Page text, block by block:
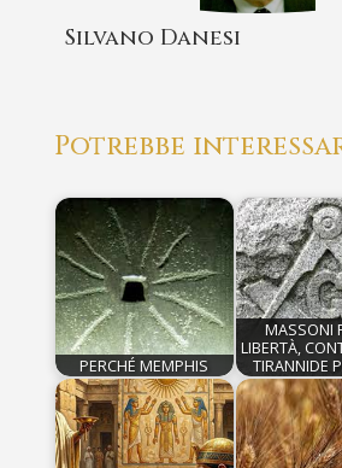
Silvano Danesi
Potrebbe
PERCHÉ MEMPHIS
MASSONI
LIBERTÀ,
TIRANNIDE